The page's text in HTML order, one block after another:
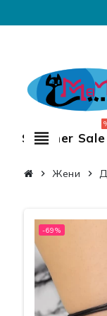
view_headline
Summer Sale
chevron_right Жени chevron_right
-69%